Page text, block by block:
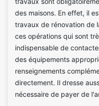
des maisons. En effet, il
travaux de rénovation de
ces opérations qui sont
indispensable de
des équipements
renseignements
directement. Il dresse
nécessaire de payer de